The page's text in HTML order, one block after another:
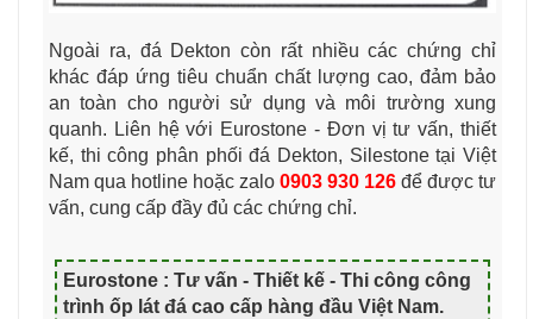
Ngoài ra, đá Dekton còn rất nhiều các chứng chỉ
khác đáp ứng tiêu chuẩn chất lượng cao, đảm bảo
an toàn cho người sử dụng và môi trường xung
quanh. Liên hệ với Eurostone - Đơn vị tư vấn, thiết
kế, thi công phân phối đá Dekton, Silestone tại Việt
Nam qua hotline hoặc zalo 0903 930 126 để được tư
vấn, cung cấp đầy đủ các chứng chỉ.
Eurostone : Tư vấn - Thiết kế - Thi công công
trình ốp lát đá cao cấp hàng đầu Việt Nam.